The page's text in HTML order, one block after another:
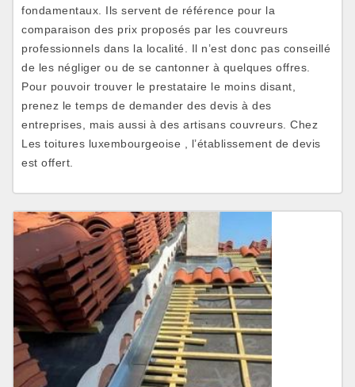
fondamentaux. Ils servent de référence pour la
comparaison des prix proposés par les couvreurs
professionnels dans la localité. Il n’est donc pas conseillé
de les négliger ou de se cantonner à quelques offres.
Pour pouvoir trouver le prestataire le moins disant,
prenez le temps de demander des devis à des
entreprises, mais aussi à des artisans couvreurs. Chez
Les toitures luxembourgeoise , l’établissement de devis
est offert.